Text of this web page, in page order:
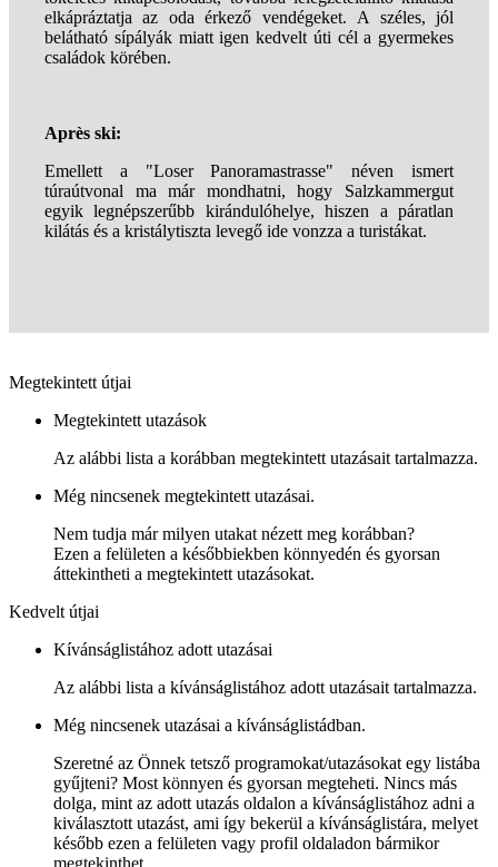
elkápráztatja az oda érkező vendégeket. A széles, jól
belátható sípályák miatt igen kedvelt úti cél a gyermekes
családok körében.
Après ski:
Emellett a "Loser Panoramastrasse" néven ismert
túraútvonal ma már mondhatni, hogy Salzkammergut
egyik legnépszerűbb kirándulóhelye, hiszen a páratlan
kilátás és a kristálytiszta levegő ide vonzza a turistákat.
Megtekintett útjai
Megtekintett utazások
Az alábbi lista a korábban megtekintett utazásait tartalmazza.
Még nincsenek megtekintett utazásai.
Nem tudja már milyen utakat nézett meg korábban?
Ezen a felületen a későbbiekben könnyedén és gyorsan
áttekintheti a megtekintett utazásokat.
Kedvelt útjai
Kívánságlistához adott utazásai
Az alábbi lista a kívánságlistához adott utazásait tartalmazza.
Még nincsenek utazásai a kívánságlistádban.
Szeretné az Önnek tetsző programokat/utazásokat egy listába
gyűjteni? Most könnyen és gyorsan megteheti. Nincs más
dolga, mint az adott utazás oldalon a kívánságlistához adni a
kiválasztott utazást, ami így bekerül a kívánságlistára, melyet
később ezen a felületen vagy profil oldaladon bármikor